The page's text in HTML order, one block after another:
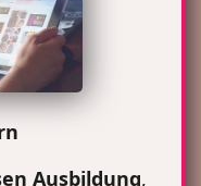
Ausbildung,